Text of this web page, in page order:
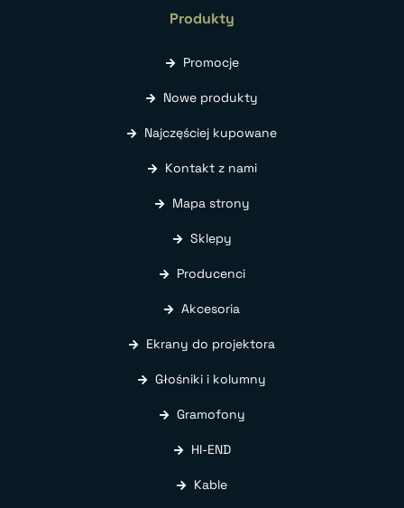
Produkty
Promocje
Nowe produkty
Najczęściej kupowane
Kontakt z nami
Mapa strony
Sklepy
Producenci
Akcesoria
Ekrany do projektora
Głośniki i kolumny
Gramofony
HI-END
Kable